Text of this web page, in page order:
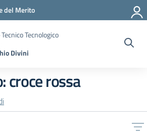
del Merito
Tecnologico
Divini
croce rossa